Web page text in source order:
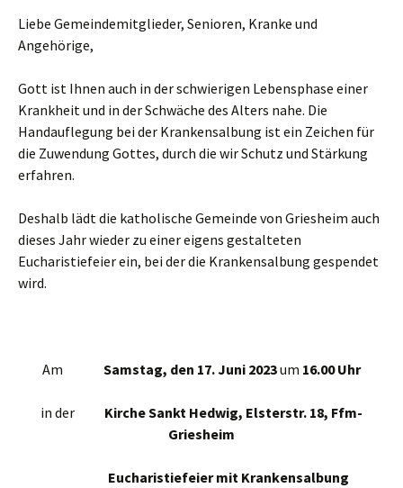
Liebe Gemeindemitglieder, Senioren, Kranke und
Angehörige,
Gott ist Ihnen auch in der schwierigen Lebensphase einer
Krankheit und in der Schwäche des Alters nahe. Die
Handauflegung bei der Krankensalbung ist ein Zeichen für
die Zuwendung Gottes, durch die wir Schutz und Stärkung
erfahren.
Deshalb lädt die katholische Gemeinde von Griesheim auch
dieses Jahr wieder zu einer eigens gestalteten
Eucharistiefeier ein, bei der die Krankensalbung gespendet
wird.
Am Samstag, den 17. Juni 2023um 16.00 Uhr
in der Kirche Sankt Hedwig, Elsterstr. 18, Ffm-
Griesheim
Eucharistiefeier mit Krankensalbung